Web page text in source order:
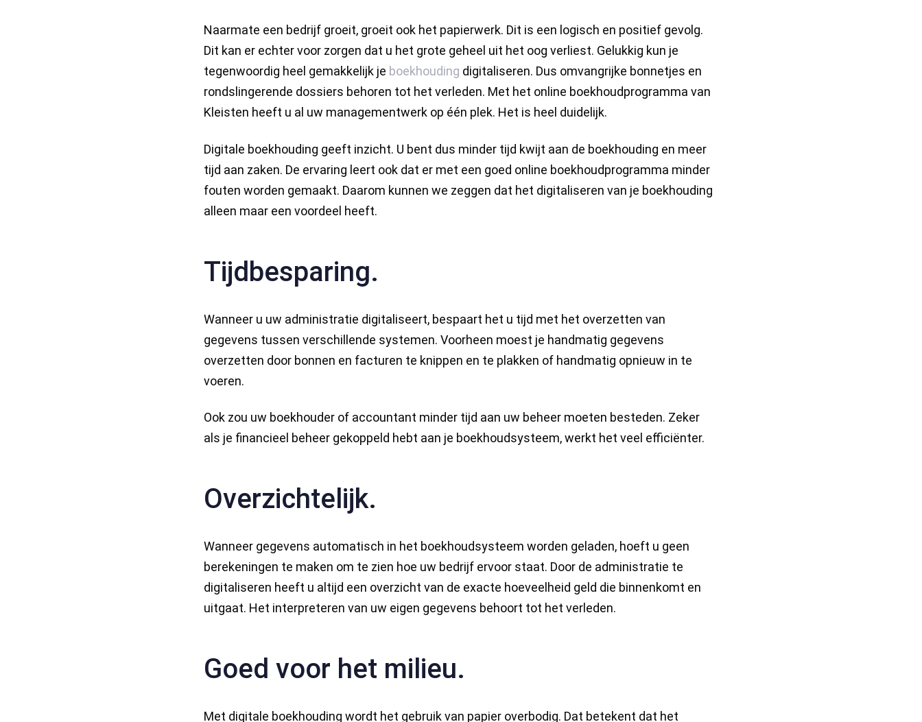
Naarmate een bedrijf groeit, groeit ook het papierwerk. Dit is een logisch en positief gevolg.
Dit kan er echter voor zorgen dat u het grote geheel uit het oog verliest. Gelukkig kun je
tegenwoordig heel gemakkelijk je boekhouding digitaliseren. Dus omvangrijke bonnetjes en
rondslingerende dossiers behoren tot het verleden. Met het online boekhoudprogramma van
Kleisten heeft u al uw managementwerk op één plek. Het is heel duidelijk.
Digitale boekhouding geeft inzicht. U bent dus minder tijd kwijt aan de boekhouding en meer
tijd aan zaken. De ervaring leert ook dat er met een goed online boekhoudprogramma minder
fouten worden gemaakt. Daarom kunnen we zeggen dat het digitaliseren van je boekhouding
alleen maar een voordeel heeft.
Tijdbesparing.
Wanneer u uw administratie digitaliseert, bespaart het u tijd met het overzetten van
gegevens tussen verschillende systemen. Voorheen moest je handmatig gegevens
overzetten door bonnen en facturen te knippen en te plakken of handmatig opnieuw in te
voeren.
Ook zou uw boekhouder of accountant minder tijd aan uw beheer moeten besteden. Zeker
als je financieel beheer gekoppeld hebt aan je boekhoudsysteem, werkt het veel efficiënter.
Overzichtelijk.
Wanneer gegevens automatisch in het boekhoudsysteem worden geladen, hoeft u geen
berekeningen te maken om te zien hoe uw bedrijf ervoor staat. Door de administratie te
digitaliseren heeft u altijd een overzicht van de exacte hoeveelheid geld die binnenkomt en
uitgaat. Het interpreteren van uw eigen gegevens behoort tot het verleden.
Goed voor het milieu.
Met digitale boekhouding wordt het gebruik van papier overbodig. Dat betekent dat het